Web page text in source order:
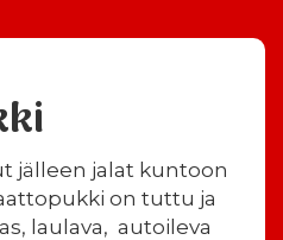
jälleen jalat kuntoon
on tuttu ja
laulava, autoileva